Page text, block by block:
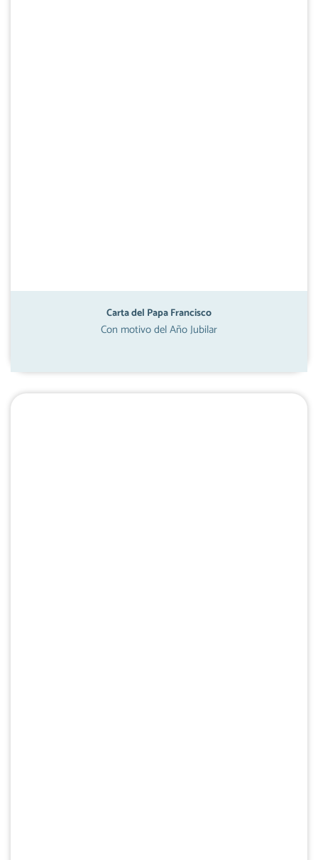
Carta del Papa Francisco
Con motivo del Año Jubilar